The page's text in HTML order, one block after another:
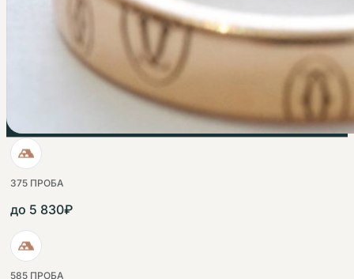
375 ПРОБА
до 5 830₽
585 ПРОБА